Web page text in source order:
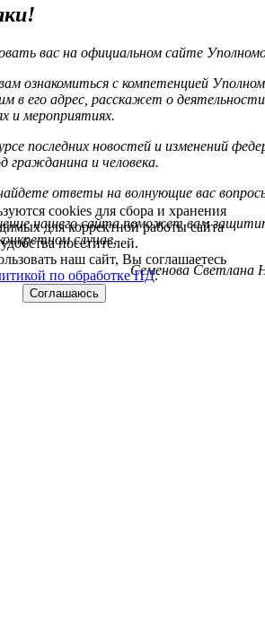
вас на официальном сайте
ознакомиться с компетенцией
в его адрес, расскажет о
и мероприятиях.
последних новостей и изменений
гражданина и человека.
ответы на волнующие вас
нашего сайта поможет вам
случае.
Семенова Светлана
cookies для сбора и хранения
для корректной работы сайта
посетителей.
наш сайт, Вы соглашаетесь
по обработке ПД.
Соглашаюсь